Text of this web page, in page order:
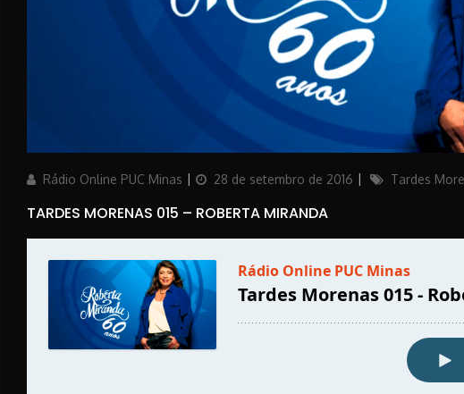
AuthorRádio Online PUC Minas
Posted28 de setembro de 2016 Categories
Tardes
TARDES MORENAS 015 – ROBERTA MIRANDA